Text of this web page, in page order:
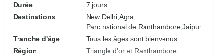
Durée
7 jours
Destinations
New Delhi,Agra,
Parc national de Ranthambore,Jaipur
Tranche d'âge
Tous les âges sont bienvenus
Région
Triangle d'or et Ranthambore